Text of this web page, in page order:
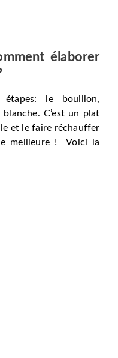
élaborer
le bouillon,
blanche. C’est un plat
et le faire réchauffer
meilleure ! Voici la